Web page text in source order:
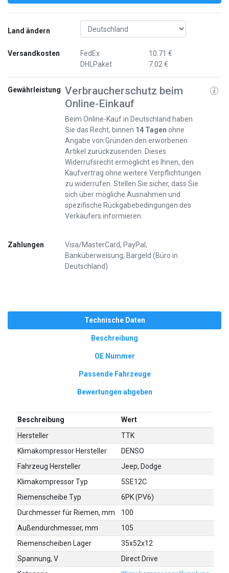
Land ändern
Versandkosten
FedEx
DHLPaket
10.71 €
7.02 €
Gewährleistung Verbraucherschutz beim
Online-Einkauf
Beim Online-Kauf in Deutschland haben
Sie das Recht, binnen 14 Tagen ohne
Angabe von Gründen den erworbenen
Artikel zurückzusenden. Dieses
Widerrufsrecht ermöglicht es Ihnen, den
Kaufvertrag ohne weitere Verpflichtungen
zu widerrufen. Stellen Sie sicher, dass Sie
sich über mögliche Ausnahmen und
spezifische Rückgabebedingungen des
Verkäufers informieren.
Zahlungen
Visa/MasterCard, PayPal,
Banküberweisung, Bargeld (Büro in
Deutschland)
Technische Daten
Beschreibung
OE Nummer
Passende Fahrzeuge
Bewertungen abgeben
Beschreibung
Wert
Hersteller
TTK
Klimakompressor Hersteller
DENSO
Fahrzeug Hersteller
Jeep, Dodge
Klimakompressor Typ
5SE12C
Riemenscheibe Typ
6PK (PV6)
Durchmesser für Riemen, mm
100
Außendurchmesser, mm
105
Riemenscheiben Lager
35x52x12
Spannung, V
Direct Drive